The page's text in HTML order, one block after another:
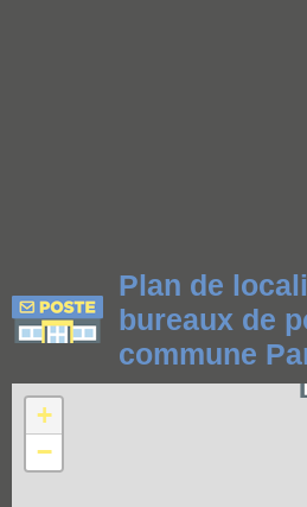
Plan de
bureaux de
commune
+
−